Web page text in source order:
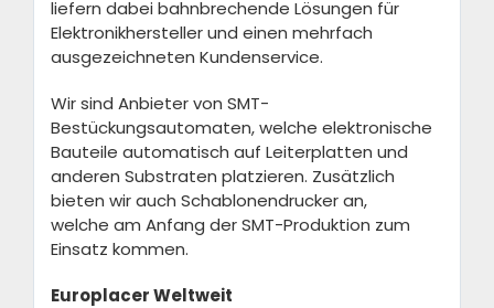
liefern dabei bahnbrechende Lösungen für
Elektronikherstellerund einen mehrfach
ausgezeichneten Kundenservice.
Wirsind Anbieter von SMT-
Bestückungsautomaten,welche elektronische
Bauteile automatisch auf Leiterplatten und
anderen Substraten platzieren. Zusätzlich
bieten wir auch Schablonendrucker an,
welche am Anfang derSMT-Produktion zum
Einsatz kommen.
Europlacer Weltweit